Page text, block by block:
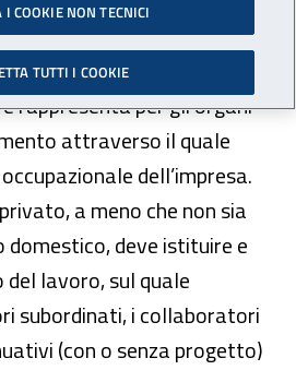
ha la funzione di
effettivo di ogni singolo
rappresenta per gli organi
attraverso il quale
dell’impresa.
a meno che non sia
deve istituire e
lavoro, sul quale
subordinati, i collaboratori
(con o senza progetto)
I COOKIE NON TECNICI
TUTTI I COOKIE